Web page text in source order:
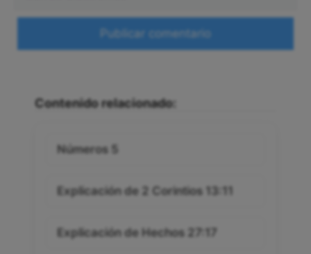
Contenido relacionado:
Números 5
Explicación de 2 Corintios 13:11
Explicación de Hechos 27:17